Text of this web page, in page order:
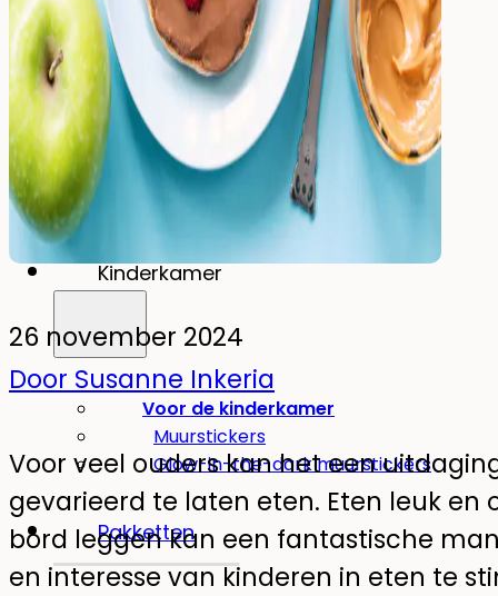
Eten & Drinken
Broodtrommel
Drinkfles
Kinderfles
Onderdelen
Kinderkamer
Voor de kinderkamer
Muurstickers
Glow-in-the-dark muurstickers
Pakketten
26 november 2024
Door Susanne Inkeria
Voor veel ouders kan het een
gevarieerd te laten eten. Eten leuk en
bord leggen kan een fantastische
en interesse van kinderen in eten te